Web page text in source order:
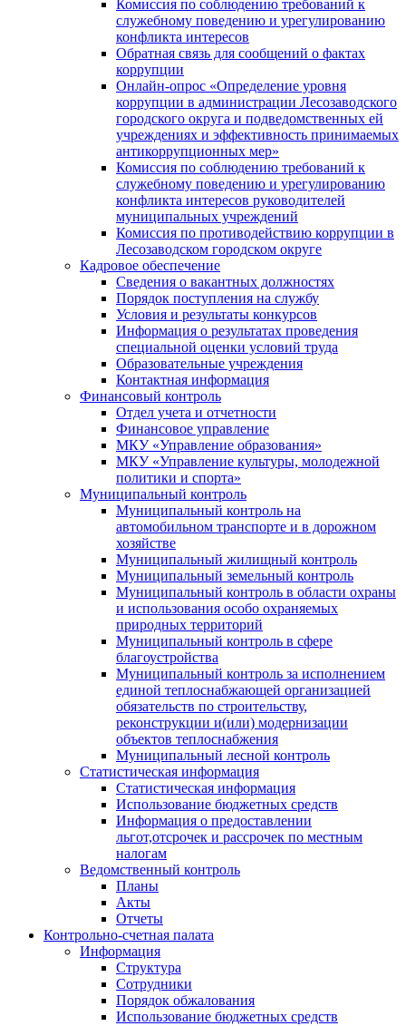
Комиссия по соблюдению требований к
служебному поведению и урегулированию
конфликта интересов
Обратная связь для сообщений о фактах
коррупции
Онлайн-опрос «Определение уровня
коррупции в администрации Лесозаводского
городского округа и подведомственных ей
учреждениях и эффективность принимаемых
антикоррупционных мер»
Комиссия по соблюдению требований к
служебному поведению и урегулированию
конфликта интересов руководителей
муниципальных учреждений
Комиссия по противодействию коррупции в
Лесозаводском городском округе
Кадровое обеспечение
Сведения о вакантных должностях
Порядок поступления на службу
Условия и результаты конкурсов
Информация о результатах проведения
специальной оценки условий труда
Образовательные учреждения
Контактная информация
Финансовый контроль
Отдел учета и отчетности
Финансовое управление
МКУ «Управление образования»
МКУ «Управление культуры, молодежной
политики и спорта»
Муниципальный контроль
Муниципальный контроль на
автомобильном транспорте и в дорожном
хозяйстве
Муниципальный жилищный контроль
Муниципальный земельный контроль
Муниципальный контроль в области охраны
и использования особо охраняемых
природных территорий
Муниципальный контроль в сфере
благоустройства
Муниципальный контроль за исполнением
единой теплоснабжающей организацией
обязательств по строительству,
реконструкции и(или) модернизации
объектов теплоснабжения
Муниципальный лесной контроль
Статистическая информация
Статистическая информация
Использование бюджетных средств
Информация о предоставлении
льгот,отсрочек и рассрочек по местным
налогам
Ведомственный контроль
Планы
Акты
Отчеты
Контрольно-счетная палата
Информация
Структура
Сотрудники
Порядок обжалования
Использование бюджетных средств